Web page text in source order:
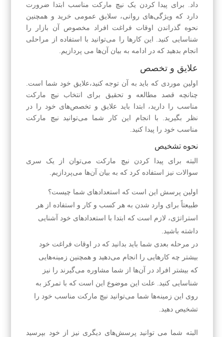
داد. برای پیدا کردن یک نیچ مارکت مناسب ابتدا ضرورت
دارد که ویژگی‌های روانی، سلایق عمومی خرید و همچنین
نحوه گذراندن اوقات فراغت افراد مخصوص آن بازار را
شناسایی کنید. این کارها را می‌توانید با استفاده از مراحلی
انجام بدهید که در ادامه به بیان آن‌ها می پردازیم.
علایق و تخصص
اولین موردی که باید به آن توجه کنید،علایق خود شما است.
چنانچه قصد مطالعه و تحقیق برای انتخاب نیچ مارکت
مناسب را دارید، ابتدا باید علایق و تخصص‌های خود را در
نظر بگیرید. با انجام این کار شما می‌توانید نیچ مارکت
مناسب خود را پیدا کنید.
نحوه تشخیص
البته برای پیدا کردن نیچ مارکت می‌توان از یک سری
سوالات نیز استفاده کرد که به بیان آن‌ها می‌پردازیم.
اولین پرسش این است که استعدادهای شما چیست؟
طبیعتاً برای وارد شدن به هر کسب و کار و استفاده از هر
استراتژی، لازم است که ابتدا با استعدادهای خود آشنایی
داشته باشید.
در مرحله بعدی شما باید بدانید که در اوقات فراغت خود
بیشتر چه کارهایی را انجام می‌دهید و همچنین زمینه‌هایی
که بیشتر افراد در آن‌ها از شما مشاوره می‌گیرند را نیز
شناسایی کنید. علت این موضوع این است که با تمرکز به
روی این زمینه‌ها شما می‌توانید نیچ مارکت مناسب خود را
تشخیص دهید.
البته شما می توانید پرسش‌های دیگری نیز از خود بپرسید